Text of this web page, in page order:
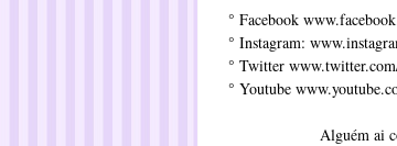
° Facebook
° Instagram:
° Twitter
° Youtube
Alguém ai